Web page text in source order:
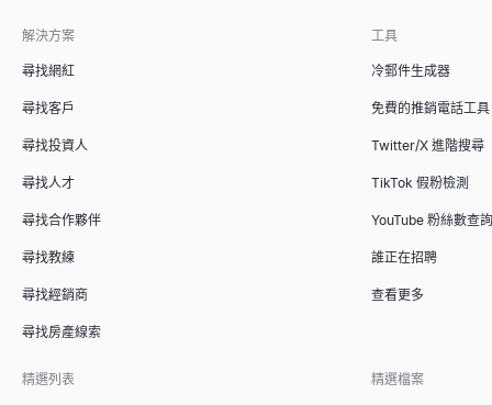
解決方案
尋找網紅
尋找客戶
尋找投資人
尋找人才
尋找合作夥伴
尋找教練
尋找經銷商
尋找房產線索
工具
冷郵件生成器
免費的推銷電話工具
Twitter/X 進階搜尋
TikTok 假粉檢測
YouTube 粉絲數查詢
誰正在招聘
查看更多
精選列表 精選檔案